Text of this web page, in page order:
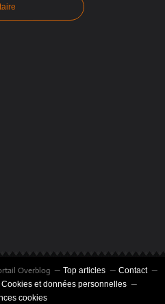
Overblog Top articles
Contact
Cookies et données personnelles
cookies